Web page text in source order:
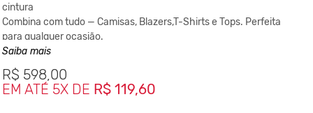
cintura
Combina com tudo — Camisas, Blazers,T-Shirts e Tops. Perfeita
para qualquer ocasião.
O novo essencial no seu closet!
Composição:
92% poliéster / 08% elastano
Saiba mais
R$ 598,00
EM ATÉ 5X DE R$ 119,60